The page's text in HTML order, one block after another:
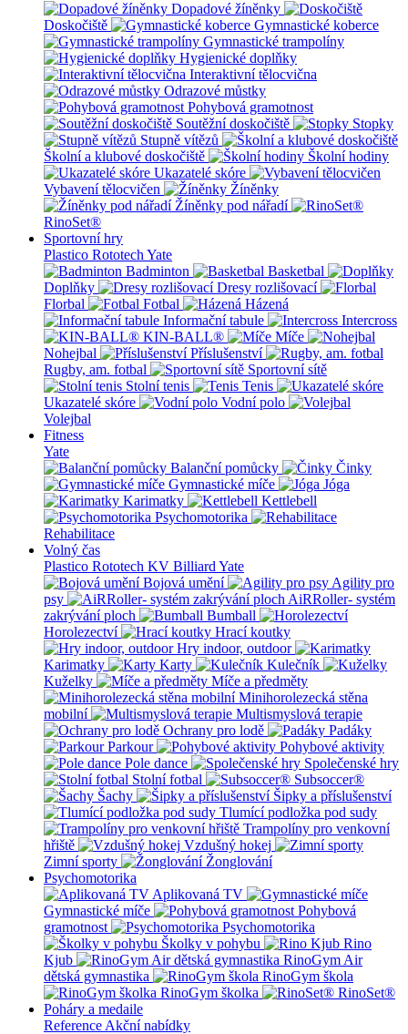
Dopadové žíněnky
Doskočiště
Gymnastické koberce
Gymnastické trampolíny
Hygienické doplňky
Interaktivní tělocvična
Odrazové můstky
Pohybová gramotnost
Soutěžní doskočiště
Stopky
Stupně vítězů
Školní a klubové doskočiště
Školní hodiny
Ukazatelé skóre
Vybavení tělocvičen
Žíněnky
Žíněnky pod nářadí
RinoSet®
Sportovní hry
Plastico Rototech Yate
Badminton
Basketbal
Doplňky
Dresy rozlišovací
Florbal
Fotbal
Házená
Informační tabule
Intercross
KIN-BALL®
Míče
Nohejbal
Příslušenství
Rugby, am. fotbal
Sportovní sítě
Stolní tenis
Tenis
Ukazatelé skóre
Vodní polo
Volejbal
Fitness
Yate
Balanční pomůcky
Činky
Gymnastické míče
Jóga
Karimatky
Kettlebell
Psychomotorika
Rehabilitace
Volný čas
Plastico Rototech KV Billiard Yate
Bojová umění
Agility pro
psy
AiRRoller- systém
zakrývání ploch
Bumball
Horolezectví
Hrací koutky
Hry indoor, outdoor
Karimatky
Karty
Kulečník
Kuželky
Míče a předměty
Minihorolezecká stěna
mobilní
Multismyslová terapie
Ochrany pro lodě
Padáky
Parkour
Pohybové aktivity
Pole dance
Společenské hry
Stolní fotbal
Subsoccer®
Šachy
Šipky a příslušenství
Tlumící podložka pod sudy
Trampolíny pro venkovní
hřiště
Vzdušný hokej
Zimní sporty
Žonglování
Psychomotorika
Aplikovaná TV
Gymnastické míče
Pohybová
gramotnost
Psychomotorika
Školky v pohybu
Rino
Kjub
RinoGym Air
dětská gymnastika
RinoGym škola
RinoGym školka
RinoSet®
Poháry a medaile
Reference Akční nabídky